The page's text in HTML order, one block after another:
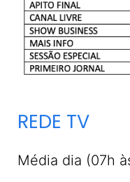
REDE TV
Média dia (07h